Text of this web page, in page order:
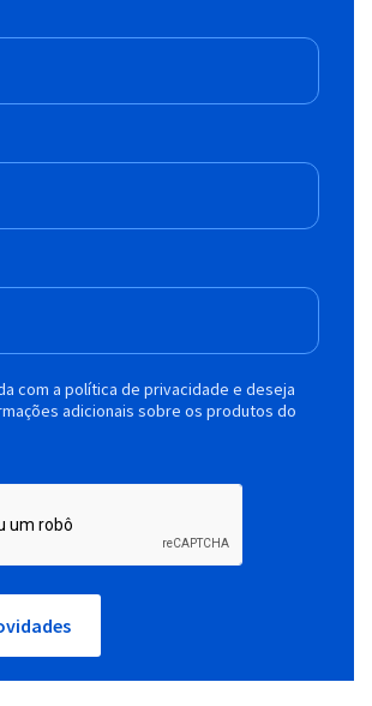
com a política de privacidade e deseja
adicionais sobre os produtos do